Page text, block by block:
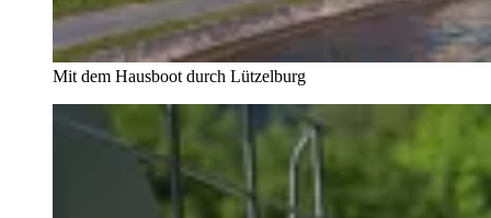
Mit dem Hausboot durch Lützelburg